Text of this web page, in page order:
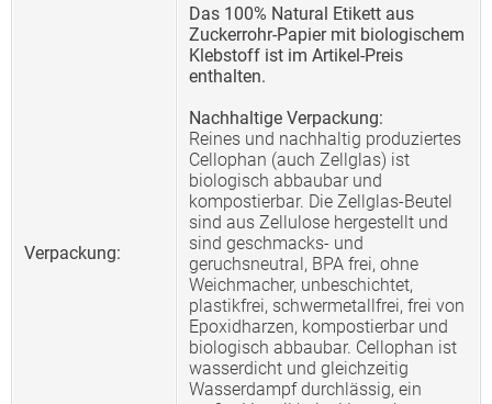
Verpackung:
Das 100% Natural Etikett aus
Zuckerrohr-Papier mit biologischem
Klebstoff ist im Artikel-Preis
enthalten.
Nachhaltige Verpackung:
Reines und nachhaltig produziertes
Cellophan (auch Zellglas) ist
biologisch abbaubar und
kompostierbar. Die Zellglas-Beutel
sind aus Zellulose hergestellt und
sind geschmacks- und
geruchsneutral, BPA frei, ohne
Weichmacher, unbeschichtet,
plastikfrei, schwermetallfrei, frei von
Epoxidharzen, kompostierbar und
biologisch abbaubar. Cellophan ist
wasserdicht und gleichzeitig
Wasserdampf durchlässig, ein